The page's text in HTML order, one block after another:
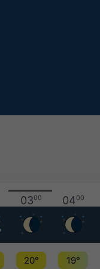
0300 0400
20° 19°